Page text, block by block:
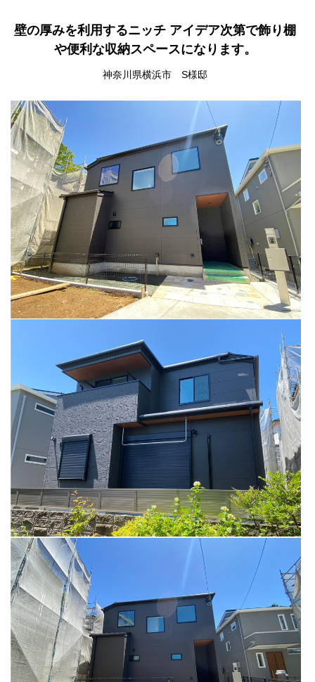
壁の厚みを利用するニッチ アイデア次第で飾り棚
や便利な収納スペースになります。
神奈川県横浜市 S様邸